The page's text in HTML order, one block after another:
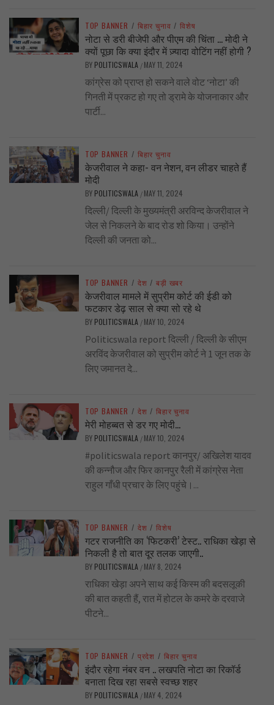
TOP BANNER / बिहार चुनाव / विशेष
नोटा से डरी बीजेपी और पीएम की चिंता … मोदी ने
क्यों पूछा कि क्या इंदौर में ज़्यादा वोटिंग नहीं होगी ?
BY POLITICSWALA / MAY 11, 2024
कांग्रेस को प्राप्त हो सकने वाले वोट ‘नोटा’ की
गिनती में प्रकट हो गए तो ड्रामे के योजनाकार और
पार्टी...
TOP BANNER / बिहार चुनाव
केजरीवाल ने कहा- वन नेशन, वन लीडर चाहते हैं
मोदी
BY POLITICSWALA / MAY 11, 2024
दिल्ली/ दिल्ली के मुख्यमंत्री अरविन्द केजरीवाल ने
जेल से निकलने के बाद रोड शो किया। उन्होंने
दिल्ली की जनता को...
TOP BANNER / देश / बड़ी खबर
केजरीवाल मामले में सुप्रीम कोर्ट की ईडी को
फटकार डेढ़ साल से क्या सो रहे थे
BY POLITICSWALA / MAY 10, 2024
Politicswala report दिल्ली / दिल्ली के सीएम
अरविंद केजरीवाल को सुप्रीम कोर्ट ने 1 जून तक के
लिए जमानत दे...
TOP BANNER / देश / बिहार चुनाव
मेरी मोहब्बत से डर गए मोदी…
BY POLITICSWALA / MAY 10, 2024
#politicswala report कानपुर/ अखिलेश यादव
की कन्नौज और फिर कानपुर रैली में कांग्रेस नेता
राहुल गाँधी प्रचार के लिए पहुंचे।...
TOP BANNER / देश / विशेष
गटर राजनीति का ‘फिटकरी’ टेस्ट.. राधिका खेड़ा से
निकली है तो बात दूर तलक जाएगी..
BY POLITICSWALA / MAY 8, 2024
राधिका खेड़ा अपने साथ कई किस्म की बदसलूकी
की बात कहती हैं, रात में होटल के कमरे के दरवाजे
पीटने...
TOP BANNER / प्रदेश / बिहार चुनाव
इंदौर रहेगा नंबर वन .. लखपति नोटा का रिकॉर्ड
बनाता दिख रहा सबसे स्वच्छ शहर
BY POLITICSWALA / MAY 4, 2024